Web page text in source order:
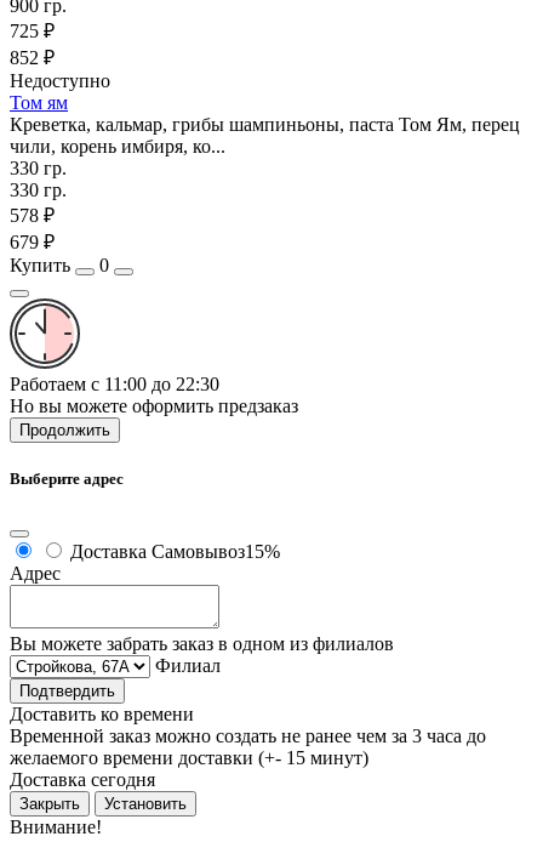
900 гр.
725 ₽
852 ₽
Недоступно
Том ям
Креветка, кальмар, грибы шампиньоны, паста Том Ям, перец
чили, корень имбиря, ко...
330 гр.
330 гр.
578 ₽
679 ₽
Купить
0
Работаем с 11:00 до 22:30
Но вы можете оформить предзаказ
Продолжить
Выберите адрес
Доставка Самовывоз15%
Адрес
Вы можете забрать заказ в одном из филиалов
Филиал
Подтвердить
Доставить ко времени
Временной заказ можно создать не ранее чем за 3 часа до
желаемого времени доставки (+- 15 минут)
Доставка сегодня
Закрыть Установить
Внимание!